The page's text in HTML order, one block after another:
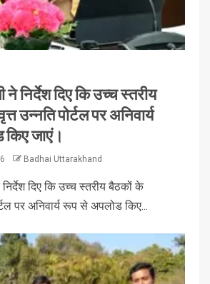
ने निर्देश दिए कि उच्च स्तरीय
उन्नति पोर्टल पर अनिवार्य
जाएं।
Badhai Uttarakhand
दिए कि उच्च स्तरीय बैठकों के
पर अनिवार्य रूप से अपलोड किए...